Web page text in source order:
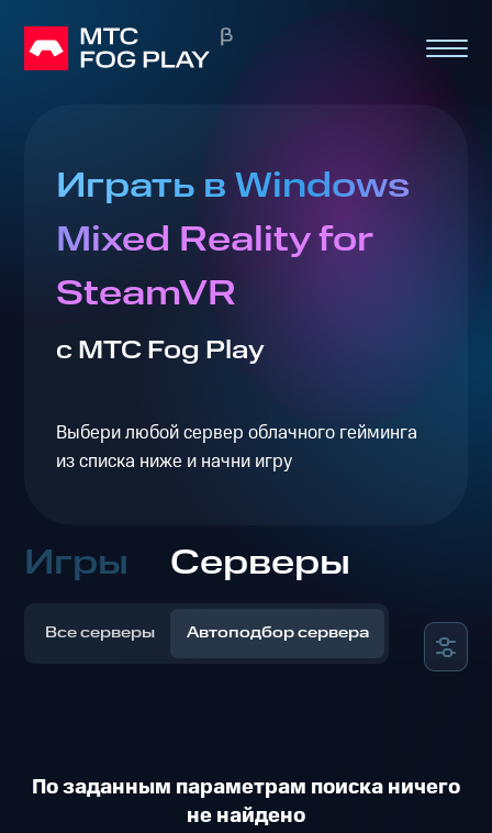
Играть в Windows
Mixed Reality for
SteamVR
с МТС Fog Play
Выбери любой сервер облачного гейминга
из списка ниже и начни игру
Игры Серверы
Все серверы Автоподбор сервера
По заданным параметрам поиска ничего
не найдено